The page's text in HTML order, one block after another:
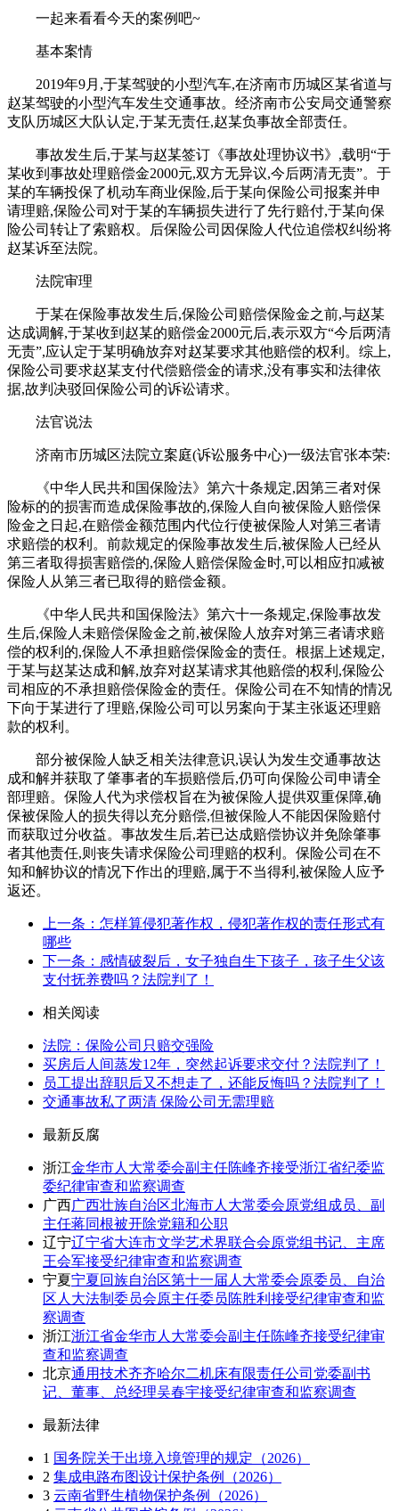
一起来看看今天的案例吧~
基本案情
2019年9月,于某驾驶的小型汽车,在济南市历城区某省道与
赵某驾驶的小型汽车发生交通事故。经济南市公安局交通警察
支队历城区大队认定,于某无责任,赵某负事故全部责任。
事故发生后,于某与赵某签订《事故处理协议书》,载明“于
某收到事故处理赔偿金2000元,双方无异议,今后两清无责”。于
某的车辆投保了机动车商业保险,后于某向保险公司报案并申
请理赔,保险公司对于某的车辆损失进行了先行赔付,于某向保
险公司转让了索赔权。后保险公司因保险人代位追偿权纠纷将
赵某诉至法院。
法院审理
于某在保险事故发生后,保险公司赔偿保险金之前,与赵某
达成调解,于某收到赵某的赔偿金2000元后,表示双方“今后两清
无责”,应认定于某明确放弃对赵某要求其他赔偿的权利。综上,
保险公司要求赵某支付代偿赔偿金的请求,没有事实和法律依
据,故判决驳回保险公司的诉讼请求。
法官说法
济南市历城区法院立案庭(诉讼服务中心)一级法官张本荣:
《中华人民共和国保险法》第六十条规定,因第三者对保
险标的的损害而造成保险事故的,保险人自向被保险人赔偿保
险金之日起,在赔偿金额范围内代位行使被保险人对第三者请
求赔偿的权利。前款规定的保险事故发生后,被保险人已经从
第三者取得损害赔偿的,保险人赔偿保险金时,可以相应扣减被
保险人从第三者已取得的赔偿金额。
《中华人民共和国保险法》第六十一条规定,保险事故发
生后,保险人未赔偿保险金之前,被保险人放弃对第三者请求赔
偿的权利的,保险人不承担赔偿保险金的责任。根据上述规定,
于某与赵某达成和解,放弃对赵某请求其他赔偿的权利,保险公
司相应的不承担赔偿保险金的责任。保险公司在不知情的情况
下向于某进行了理赔,保险公司可以另案向于某主张返还理赔
款的权利。
部分被保险人缺乏相关法律意识,误认为发生交通事故达
成和解并获取了肇事者的车损赔偿后,仍可向保险公司申请全
部理赔。保险人代为求偿权旨在为被保险人提供双重保障,确
保被保险人的损失得以充分赔偿,但被保险人不能因保险赔付
而获取过分收益。事故发生后,若已达成赔偿协议并免除肇事
者其他责任,则丧失请求保险公司理赔的权利。保险公司在不
知和解协议的情况下作出的理赔,属于不当得利,被保险人应予
返还。
上一条：怎样算侵犯著作权，侵犯著作权的责任形式有
哪些
下一条：感情破裂后，女子独自生下孩子，孩子生父该
支付抚养费吗？法院判了！
相关阅读
法院：保险公司只赔交强险
买房后人间蒸发12年，突然起诉要求交付？法院判了！
员工提出辞职后又不想走了，还能反悔吗？法院判了！
交通事故私了两清 保险公司无需理赔
最新反腐
浙江金华市人大常委会副主任陈峰齐接受浙江省纪委监
委纪律审查和监察调查
广西广西壮族自治区北海市人大常委会原党组成员、副
主任蒋同根被开除党籍和公职
辽宁辽宁省大连市文学艺术界联合会原党组书记、主席
王会军接受纪律审查和监察调查
宁夏宁夏回族自治区第十一届人大常委会原委员、自治
区人大法制委员会原主任委员陈胜利接受纪律审查和监
察调查
浙江浙江省金华市人大常委会副主任陈峰齐接受纪律审
查和监察调查
北京通用技术齐齐哈尔二机床有限责任公司党委副书
记、董事、总经理吴春宇接受纪律审查和监察调查
最新法律
1 国务院关于出境入境管理的规定（2026）
2 集成电路布图设计保护条例（2026）
3 云南省野生植物保护条例（2026）